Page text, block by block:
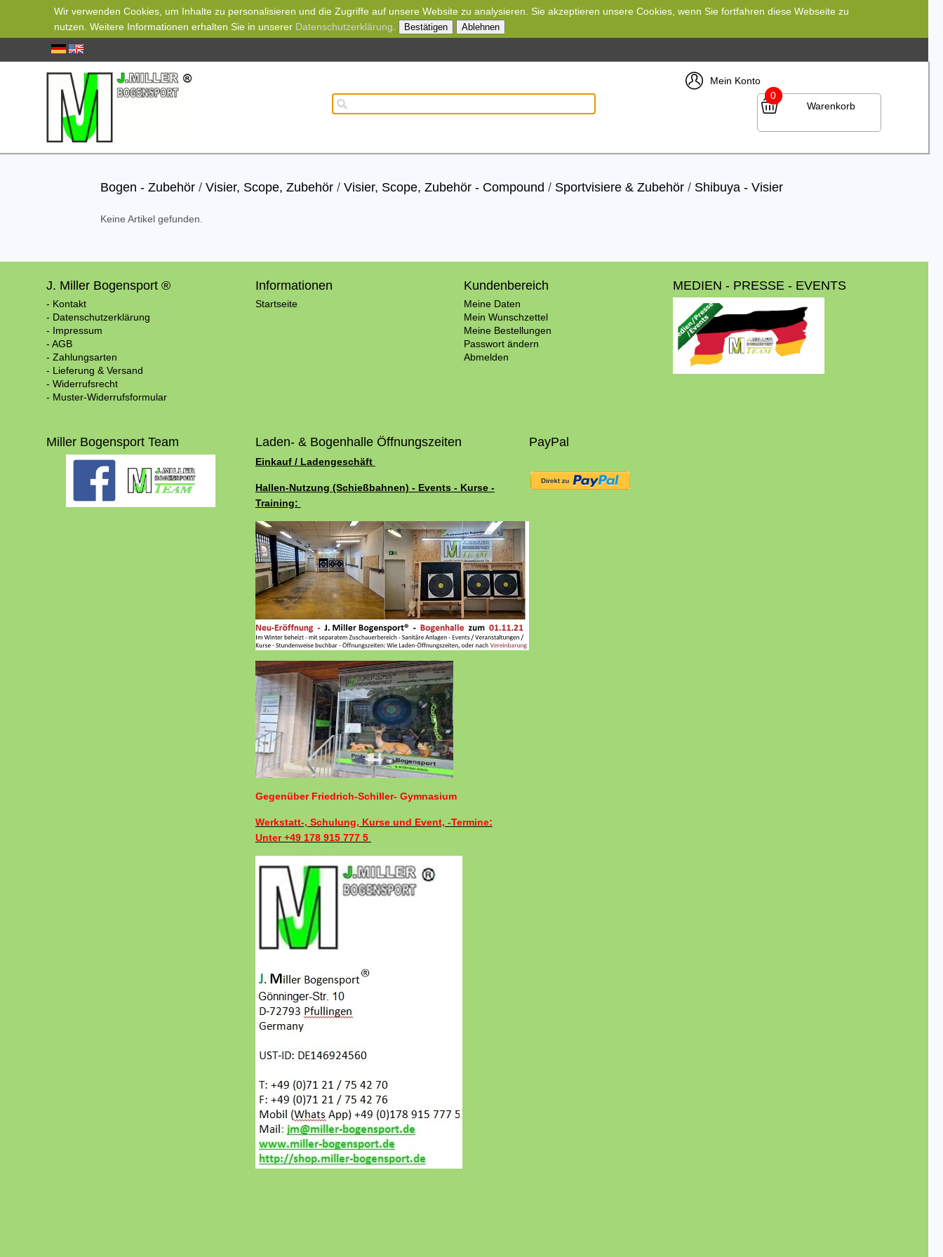
Wir verwenden Cookies, um Inhalte zu personalisieren und die Zugriffe auf unsere Website zu analysieren. Sie akzeptieren unsere Cookies, wenn Sie fortfahren diese Webseite zu
nutzen. Weitere Informationen erhalten Sie in unserer Datenschutzerklärung Bestätigen Ablehnen
Mein Konto
0
Warenkorb
Bogen - Zubehör/ Visier, Scope, Zubehör/ Visier, Scope, Zubehör - Compound / Sportvisiere & Zubehör/ Shibuya - Visier
Keine Artikel gefunden.
J. Miller Bogensport ®
- Kontakt
- Datenschutzerklärung
- Impressum
- AGB
- Zahlungsarten
- Lieferung & Versand
- Widerrufsrecht
- Muster-Widerrufsformular
Informationen
Startseite
Kundenbereich
Meine Daten
Mein Wunschzettel
Meine Bestellungen
Passwort ändern
Abmelden
MEDIEN - PRESSE - EVENTS
Miller Bogensport Team Laden- & Bogenhalle Öffnungszeiten
Einkauf / Ladengeschäft
Hallen-Nutzung (Schießbahnen) - Events - Kurse -
Training:
Gegenüber Friedrich-Schiller- Gymnasium
Werkstatt-, Schulung, Kurse und Event, -Termine:
Unter +49 178 915 777 5
PayPal